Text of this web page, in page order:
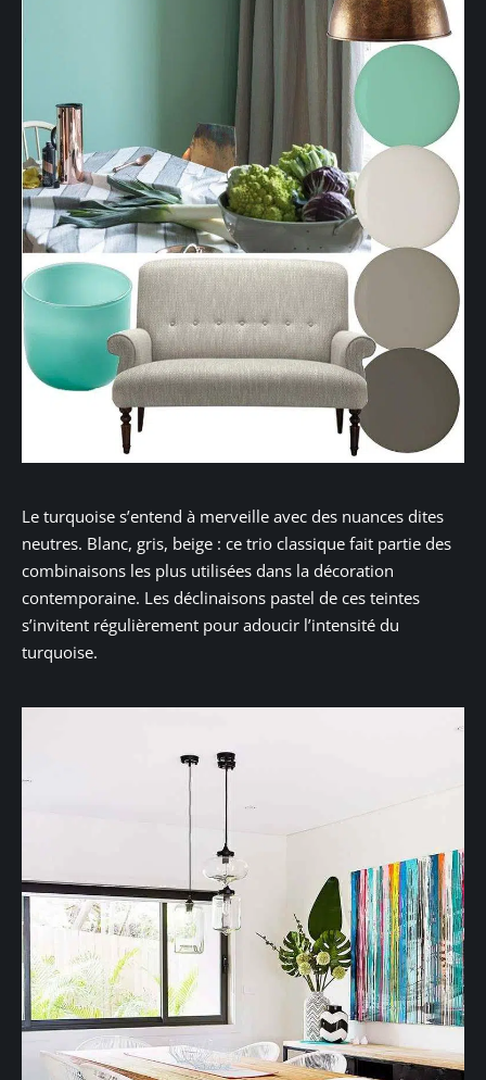
Le turquoise s’entend à merveille avec des nuances dites
neutres. Blanc, gris, beige : ce trio classique fait partie des
combinaisons les plus utilisées dans la décoration
contemporaine. Les déclinaisons pastel de ces teintes
s’invitent régulièrement pour adoucir l’intensité du
turquoise.